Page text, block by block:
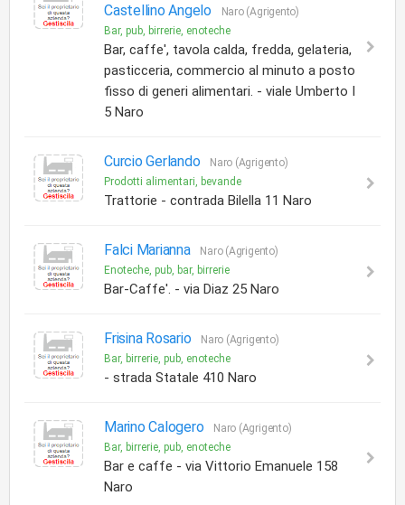
Castellino Angelo
Naro (Agrigento)
Bar, pub, birrerie, enoteche
Bar, caffe', tavola calda, fredda, gelateria,
pasticceria, commercio al minuto a posto
fisso di generi alimentari. - viale Umberto I
5 Naro
Curcio Gerlando
Naro (Agrigento)
Prodotti alimentari, bevande
Trattorie - contrada Bilella 11 Naro
Falci Marianna
Naro (Agrigento)
Enoteche, pub, bar, birrerie
Bar-Caffe'. - via Diaz 25 Naro
Frisina Rosario
Naro (Agrigento)
Bar, birrerie, pub, enoteche
- strada Statale 410 Naro
Marino Calogero
Naro (Agrigento)
Bar, birrerie, pub, enoteche
Bar e caffe - via Vittorio Emanuele 158
Naro